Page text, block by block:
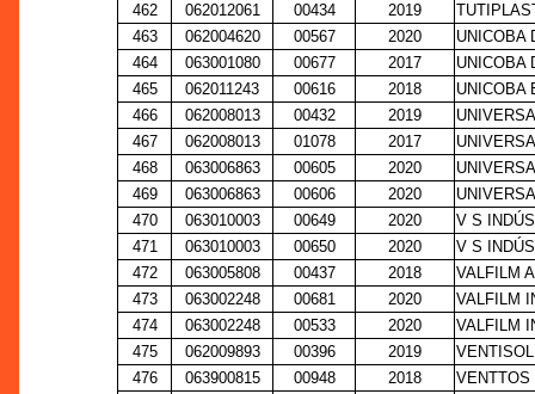
462
062012061 00434 2019
463
062004620 00567 2020
UNICOBA
464
063001080 00677 2017
UNICOBA
465
062011243 00616 2018
UNICOBA
466
062008013 00432 2019
467
062008013 01078 2017
468
063006863 00605 2020
469
063006863 00606 2020
470
063010003 00649 2020
V S
471
063010003 00650 2020
V S
472
063005808 00437 2018
VALFILM
473
063002248 00681 2020
VALFILM
474
063002248 00533 2020
VALFILM
475
062009893 00396 2019
476
063900815 00948 2018
VENTTOS